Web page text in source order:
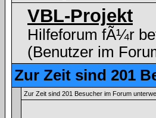
VBL-Projekt
Hilfeforum fÃ¼r
(Benutzer im
Zur Zeit sind 201
Zur Zeit sind 201 Besucher im Forum